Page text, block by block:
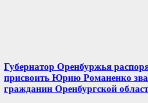
Губернатор Оренбуржья
присвоить Юрию Романенко
гражданин Оренбургской